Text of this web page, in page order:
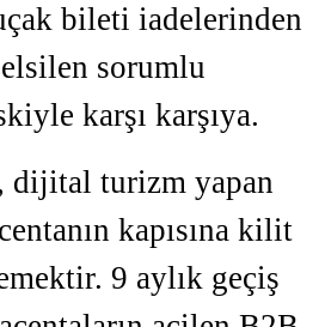
bileti iadelerinden
sorumlu
karşı karşıya.
dijital turizm yapan
kapısına kilit
9 aylık geçiş